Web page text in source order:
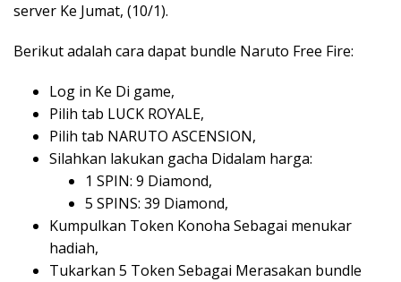
server Ke Jumat, (10/1).
Berikut adalah cara dapat bundle Naruto Free Fire:
Log in Ke Di game,
Pilih tab LUCK ROYALE,
Pilih tab NARUTO ASCENSION,
Silahkan lakukan gacha Didalam harga:
1 SPIN: 9 Diamond,
5 SPINS: 39 Diamond,
Kumpulkan Token Konoha Sebagai menukar
hadiah,
Tukarkan 5 Token Sebagai Merasakan bundle